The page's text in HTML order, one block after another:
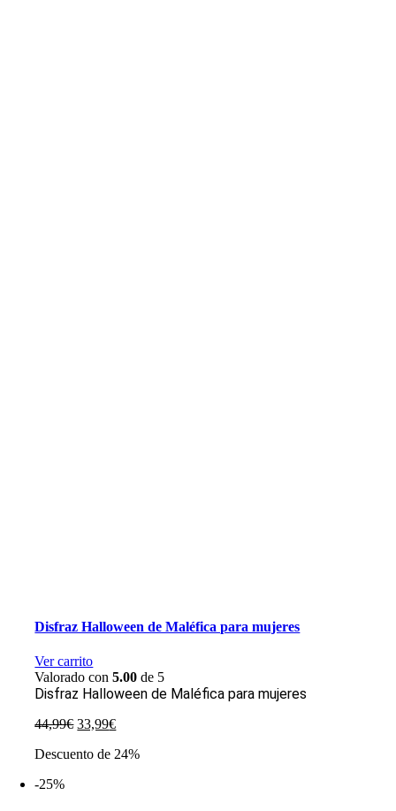
Disfraz Halloween de Maléfica para mujeres
Ver carrito
Valorado con5.00 de 5
Disfraz Halloween de Maléfica para mujeres
44,99€ El
original
33,99€El
actual
Descuento de 24%
-25%